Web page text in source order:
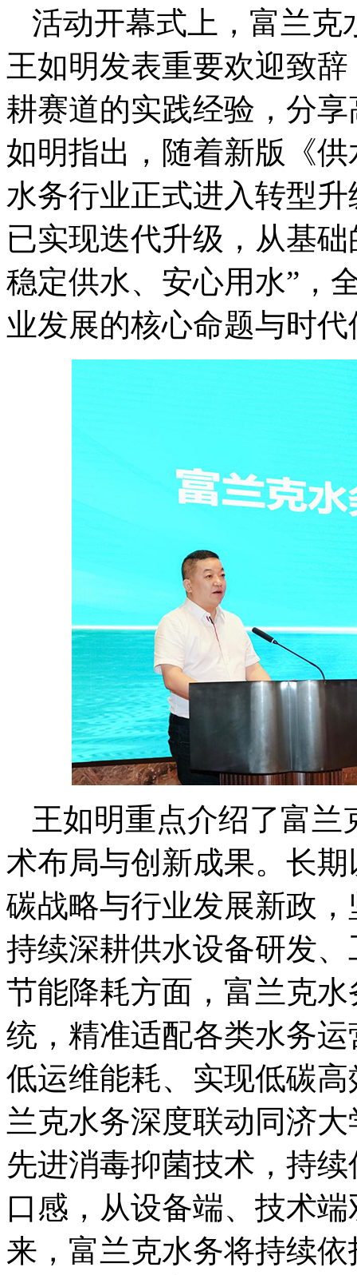
活动开幕式上，富兰克
王如明发表重要欢迎致
耕赛道的实践经验，分
如明指出，随着新版《
水务行业正式进入转型
已实现迭代升级，从基
稳定供水、安心用水”，
业发展的核心命题与时代
王如明重点介绍了富
术布局与创新成果。长
碳战略与行业发展新政
持续深耕供水设备研发
节能降耗方面，富兰克
统，精准适配各类水务
低运维能耗、实现低碳
兰克水务深度联动同济
先进消毒抑菌技术，持
口感，从设备端、技术
来，富兰克水务将持续